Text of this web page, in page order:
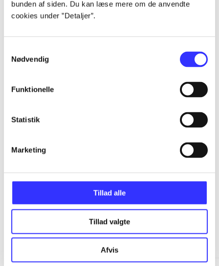
bunden af siden. Du kan læse mere om de anvendte
cookies under ”Detaljer”.
Nødvendig
Funktionelle
Statistik
Marketing
Tillad alle
Tillad valgte
Afvis
Alle registrerede artikler fordelt på udgivelser
Minder om